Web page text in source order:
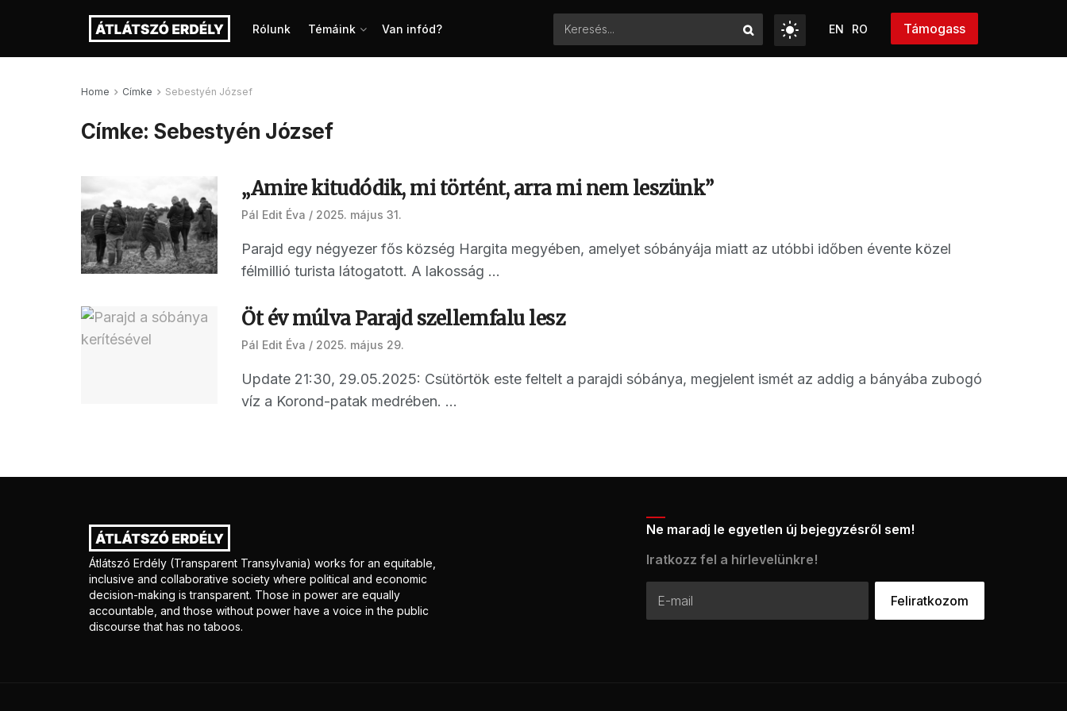
Rólunk Témáink Van infód? EN RO Támogass
Home Címke Sebestyén József
Címke: Sebestyén József
„Amire kitudódik, mi történt, arra mi nem leszünk”
Pál Edit Éva 2025. május 31.
Parajd egy négyezer fős község Hargita megyében, amelyet sóbányája miatt az utóbbi időben évente közel
félmillió turista látogatott. A lakosság ...
Öt év múlva Parajd szellemfalu lesz
Pál Edit Éva 2025. május 29.
Update 21:30, 29.05.2025: Csütörtök este feltelt a parajdi sóbánya, megjelent ismét az addig a bányába zubogó
víz a Korond-patak medrében. ...
Átlátszó Erdély (Transparent Transylvania) works for an equitable,
inclusive and collaborative society where political and economic
decision-making is transparent. Those in power are equally
accountable, and those without power have a voice in the public
discourse that has no taboos.
Ne maradj le egyetlen új bejegyzésről sem!
Iratkozz fel a hírlevelünkre!